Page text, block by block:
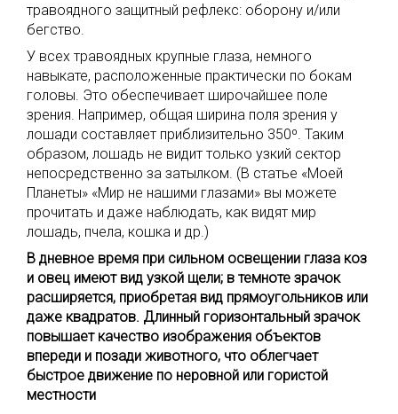
травоядного защитный рефлекс: оборону и/или
бегство.
У всех травоядных крупные глаза, немного
навыкате, расположенные практически по бокам
головы. Это обеспечивает широчайшее поле
зрения. Например, общая ширина поля зрения у
лошади составляет приблизительно 350º. Таким
образом, лошадь не видит только узкий сектор
непосредственно за затылком. (В статье «Моей
Планеты» «Мир не нашими глазами» вы можете
прочитать и даже наблюдать, как видят мир
лошадь, пчела, кошка и др.)
В дневное время при сильном освещении глаза коз
и овец имеют вид узкой щели; в темноте зрачок
расширяется, приобретая вид прямоугольников или
даже квадратов. Длинный горизонтальный зрачок
повышает качество изображения объектов
впереди и позади животного, что облегчает
быстрое движение по неровной или гористой
местности